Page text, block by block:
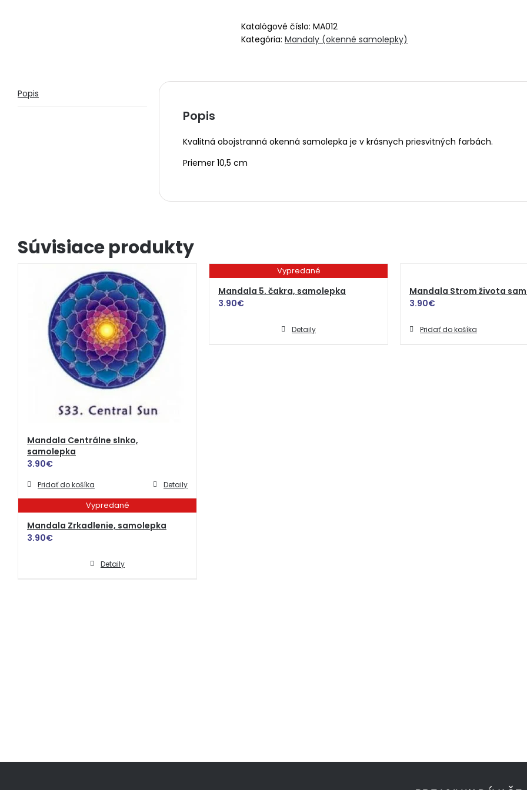
Katalógové číslo: MA012
Kategória: Mandaly (okenné samolepky)
Popis
Popis
Kvalitná obojstranná okenná samolepka je v krásnych priesvitných farbách.
Priemer 10,5 cm
Súvisiace produkty
Mandala Centrálne slnko,
samolepka
3.90€
Pridať do košíka Detaily
Vypredané
Mandala 5. čakra, samolepka
3.90€
Detaily
Mandala Strom života
3.90€
Pridať do košíka
Vypredané
Mandala Zrkadlenie, samolepka
3.90€
Detaily